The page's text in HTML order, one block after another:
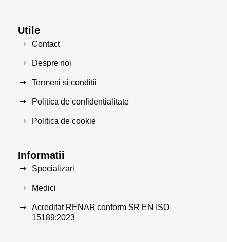
Utile
Contact
Despre noi
Termeni si conditii
Politica de confidentialitate
Politica de cookie
Informatii
Specializari
Medici
Acreditat RENAR conform SR EN ISO
15189:2023